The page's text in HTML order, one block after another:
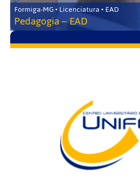
Formiga-MG • Licenciatura • EAD
Pedagogia – EAD